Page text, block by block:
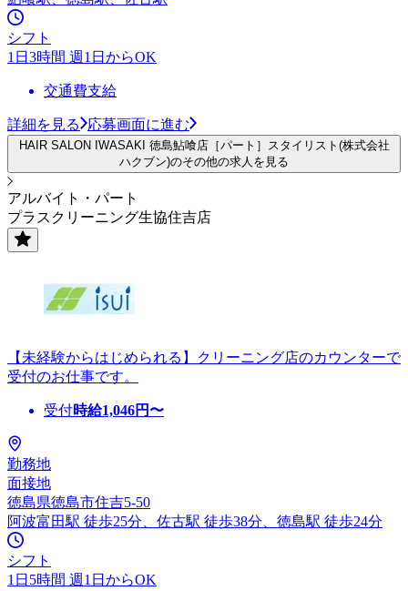
シフト
1日3時間 週1日からOK
交通費支給
詳細を見る 応募画面に進む
HAIR SALON IWASAKI 徳島鮎喰店［パート］スタイリスト(株式会社
ハクブン)のその他の求人を見る
アルバイト・パート
プラスクリーニング生協住吉店
【未経験からはじめられる】クリーニング店のカウンターで
受付のお仕事です。
受付時給1,046円〜
勤務地
面接地
徳島県徳島市住吉5-50
阿波富田駅 徒歩25分、佐古駅 徒歩38分、徳島駅 徒歩24分
シフト
1日5時間 週1日からOK